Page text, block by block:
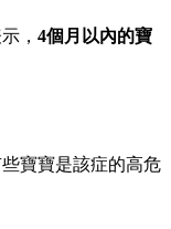
，4個月以內的寶
寶寶是該症的高危